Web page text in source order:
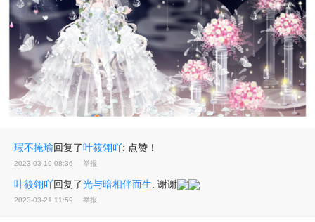
瑕不掩瑜回复了叶筱翎吖: 点赞！
2023-03-19 08:36 举报
叶筱翎吖回复了光与暗相伴而生: 谢谢
2023-03-21 11:59 举报